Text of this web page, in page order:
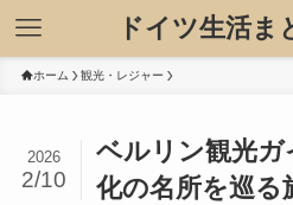
ドイツ生活ま
ホーム 観光・レジャー
ベルリン観光ガ
化の名所を巡る
2026
2/10